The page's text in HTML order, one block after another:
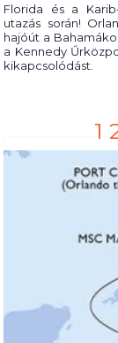
Florida és a
utazás során!
hajóút a
a Kennedy
kikapcsolódást.
1